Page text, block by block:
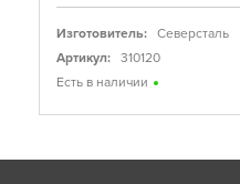
Изготовитель:
Северсталь
Артикул:
310120
Есть в наличии